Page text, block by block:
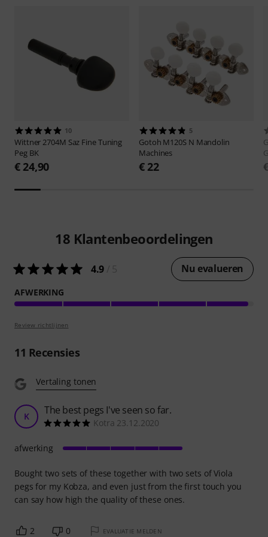
10
Wittner2704M Saz Fine Tuning
Peg BK
€ 24,90
5
Gotoh M120S N Mandolin
Machines
€ 22
G
18 Klantenbeoordelingen
4.9 Nu evalueren
AFWERKING
Review richtlijnen
11 Recensies
Vertaling tonen
K The best pegs I've seen so far.
Kotra 23.12.2020
Bought two sets of these together with two sets of Viola
pegs for my Kobza, and even just from the first touch you
can say how high the quality of these ones.
afwerking
2 0 EVALUATIE MELDEN